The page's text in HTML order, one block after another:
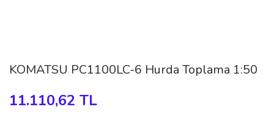
KOMATSU PC1100LC-6 Hurda Toplama 1:50
11.110,62 TL